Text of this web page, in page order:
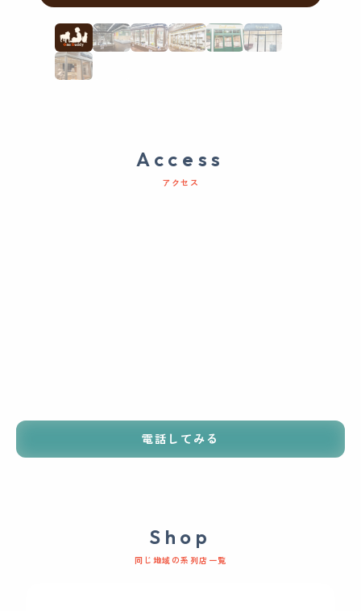
Access
アクセス
電話してみる
Shop
同じ地域の系列店一覧